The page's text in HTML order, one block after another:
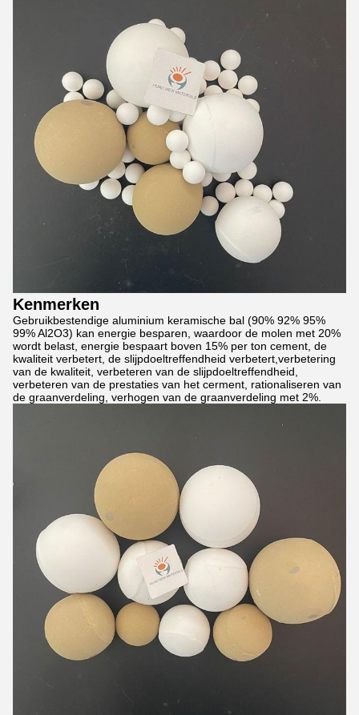
Kenmerken
Gebruikbestendige aluminium keramische bal (90% 92% 95%
99% Al2O3) kan energie besparen, waardoor de molen met 20%
wordt belast, energie bespaart boven 15% per ton cement, de
kwaliteit verbetert, de slijpdoeltreffendheid verbetert,verbetering
van de kwaliteit, verbeteren van de slijpdoeltreffendheid,
verbeteren van de prestaties van het cerment, rationaliseren van
de graanverdeling, verhogen van de graanverdeling met 2%.